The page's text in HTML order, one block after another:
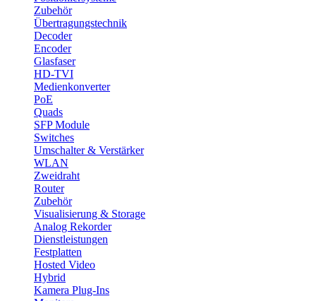
Zubehör
Übertragungstechnik
Decoder
Encoder
Glasfaser
HD-TVI
Medienkonverter
PoE
Quads
SFP Module
Switches
Umschalter & Verstärker
WLAN
Zweidraht
Router
Zubehör
Visualisierung & Storage
Analog Rekorder
Dienstleistungen
Festplatten
Hosted Video
Hybrid
Kamera Plug-Ins